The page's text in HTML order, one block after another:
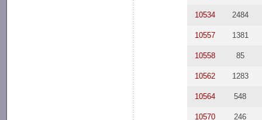
10534 2484
10557 1381
10558 85
10562 1283
10564 548
10570 246